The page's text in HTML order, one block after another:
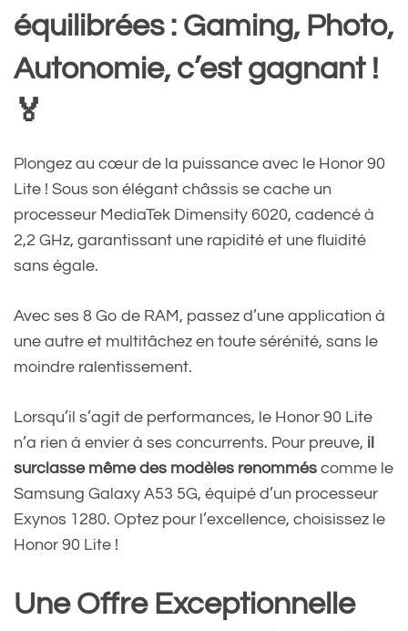
équilibrées : Gaming, Photo,
Autonomie, c’est gagnant !
🏅
Plongez au cœur de la puissance avec le Honor 90
Lite ! Sous son élégant châssis se cache un
processeur MediaTek Dimensity 6020, cadencé à
2,2 GHz, garantissant une rapidité et une fluidité
sans égale.
Avec ses 8 Go de RAM, passez d’une application à
une autre et multitâchez en toute sérénité, sans le
moindre ralentissement.
Lorsqu’il s’agit de performances, le Honor 90 Lite
n’a rien à envier à ses concurrents. Pour preuve, il
surclasse même des modèles renommés comme le
Samsung Galaxy A53 5G, équipé d’un processeur
Exynos 1280. Optez pour l’excellence, choisissez le
Honor 90 Lite !
Une Offre Exceptionnelle